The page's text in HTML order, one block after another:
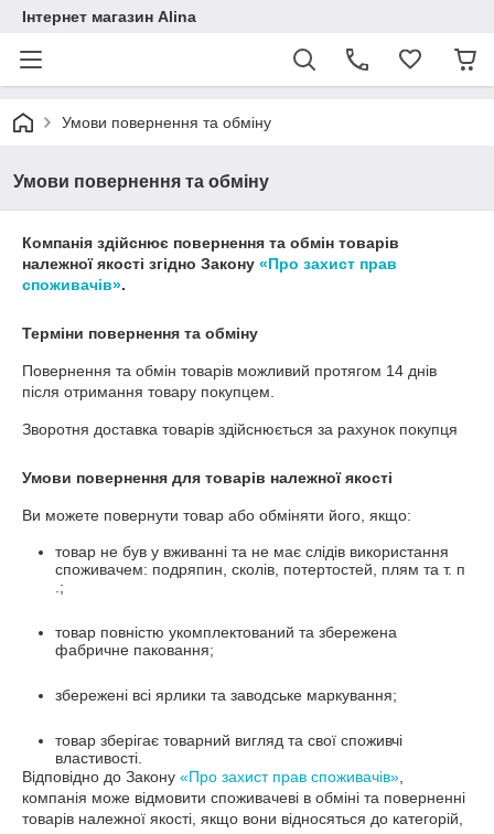
Інтернет магазин Alina
Умови повернення та обміну
Умови повернення та обміну
Компанія здійснює повернення та обмін товарів
належної якості згідно Закону «Про захист прав
споживачів».
Терміни повернення та обміну
Повернення та обмін товарів можливий протягом 14 днів
після отримання товару покупцем.
Зворотня доставка товарів здійснюється за рахунок покупця
Умови повернення для товарів належної якості
Ви можете повернути товар або обміняти його, якщо:
товар не був у вживанні та не має слідів використання
споживачем: подряпин, сколів, потертостей, плям та т. п
.;
товар повністю укомплектований та збережена
фабричне паковання;
збережені всі ярлики та заводське маркування;
товар зберігає товарний вигляд та свої споживчі
властивості.
Відповідно до Закону «Про захист прав споживачів»
компанія може відмовити споживачеві в обміні та поверненні
товарів належної якості, якщо вони відносяться до категорій,